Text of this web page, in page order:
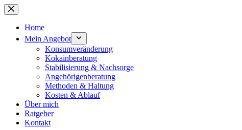
Zum
Inhalt
springenHome
Mein Angebot
Konsumveränderung
Kokainberatung
Stabilisierung & Nachsorge
Angehörigenberatung
Methoden & Haltung
Kosten & Ablauf
Über mich
Ratgeber
Kontakt